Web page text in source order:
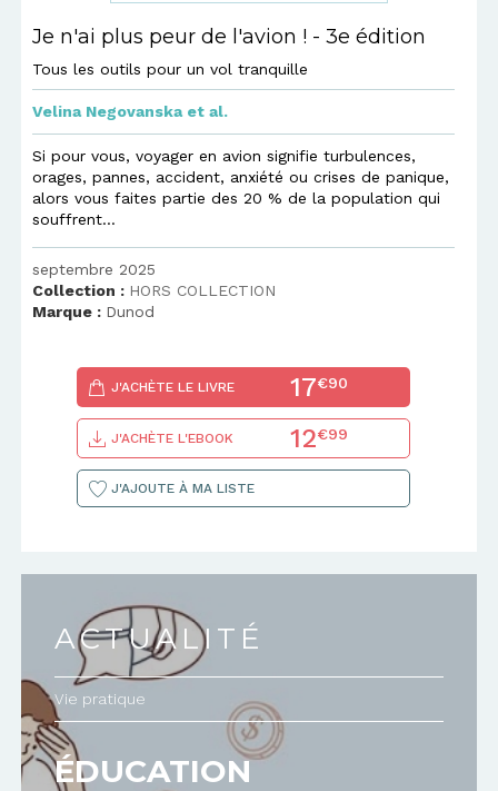
Je n'ai plus peur de l'avion ! - 3e édition
Tous les outils pour un vol tranquille
Velina Negovanskaet al.
Si pour vous, voyager en avion signifie turbulences,
orages, pannes, accident, anxiété ou crises de panique,
alors vous faites partie des 20 % de la population qui
souffrent...
septembre 2025
Collection : HORS COLLECTION
Marque : Dunod
J'ACHÈTE LE LIVRE 17€90
J'ACHÈTE L'EBOOK 12€99
J'AJOUTE À MA LISTE
ACTUALITÉ
Vie pratique
ÉDUCATION